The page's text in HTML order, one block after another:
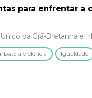
para enfrentar a
da Grã-Bretanha e
à violência Igualdade